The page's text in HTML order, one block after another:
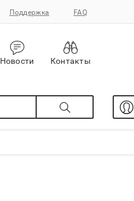
Поддержка FAQ
Новости Контакты